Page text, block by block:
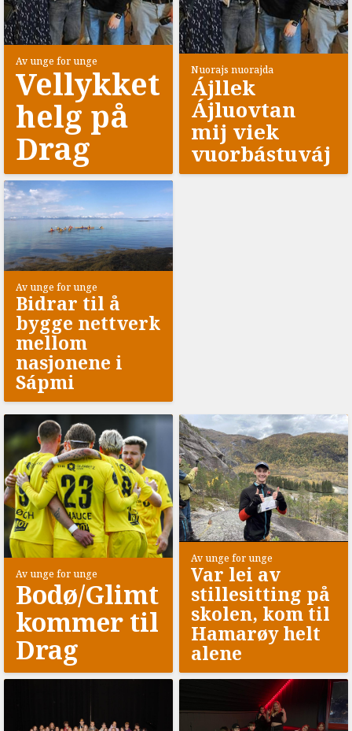
Av unge for unge
Vellykket
helg på
Drag
Nuorajs nuorajda
Ájllek
Ájluovtan
mij viek
vuorbástuváj
Av unge for unge
Bidrar til å
bygge nettverk
mellom
nasjonene i
Sápmi
Av unge for unge
Bodø/Glimt
kommer til
Drag
Av unge for unge
Var lei av
stillesitting på
skolen, kom til
Hamarøy helt
alene